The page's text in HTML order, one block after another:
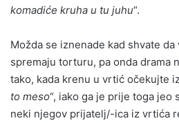
komadiće kruha u tu juhu“.
Možda se iznenade kad shvate da
spremaju torturu, pa onda drama
tako, kada krenu u vrtić očekujte
to meso“, iako ga je prije toga jeo
neki njegov prijatelj/-ica iz vrtića